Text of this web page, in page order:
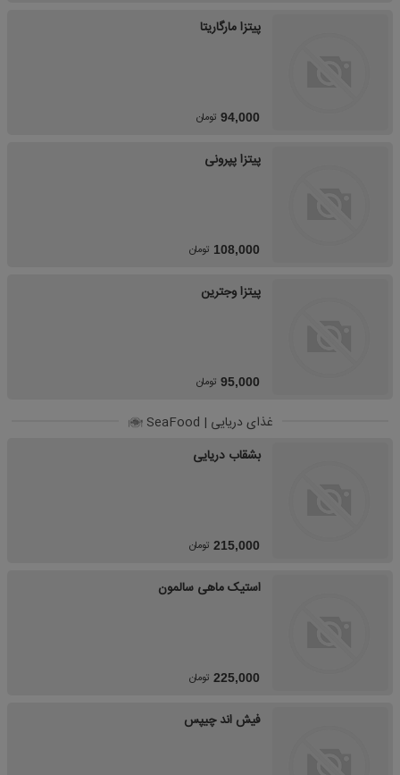
پیتزا مارگاریتا
94,000 تومان
پیتزا پپرونی
108,000 تومان
پیتزا وجترین
95,000 تومان
غذای دریایی | SeaFood
بشقاب دریایی
215,000 تومان
استیک ماهی سالمون
225,000 تومان
فیش اند چیپس